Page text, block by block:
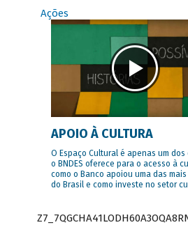
Ações
APOIO À CULTURA
O Espaço Cultural é apenas um
o BNDES oferece para o acesso à
como o Banco apoiou uma das
do Brasil e como investe no setor